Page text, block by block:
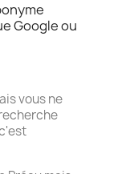
Google ou
vous ne